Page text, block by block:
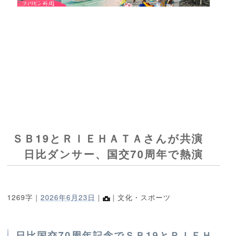
ＳＢ19とＲＩＥＨＡＴＡさんが共演
日比ダンサー、国交70周年で熱演
1269字｜ 2026年6月23日 ｜ ｜文化・スポーツ